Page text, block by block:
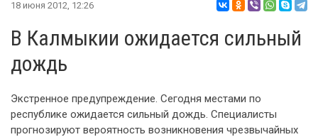
18 июня 2012, 12:26
В Калмыкии ожидается сильный
дождь
Экстренное предупреждение. Сегодня местами по
республике ожидается сильный дождь. Специалисты
прогнозируют вероятность возникновения чрезвычайных